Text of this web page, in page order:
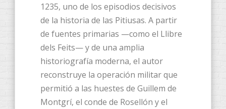
1235, uno de los episodios decisivos
de la historia de las Pitiusas. A partir
de fuentes primarias —como el Llibre
dels Feits— y de una amplia
historiografía moderna, el autor
reconstruye la operación militar que
permitió a las huestes de Guillem de
Montgrí, el conde de Rosellón y el